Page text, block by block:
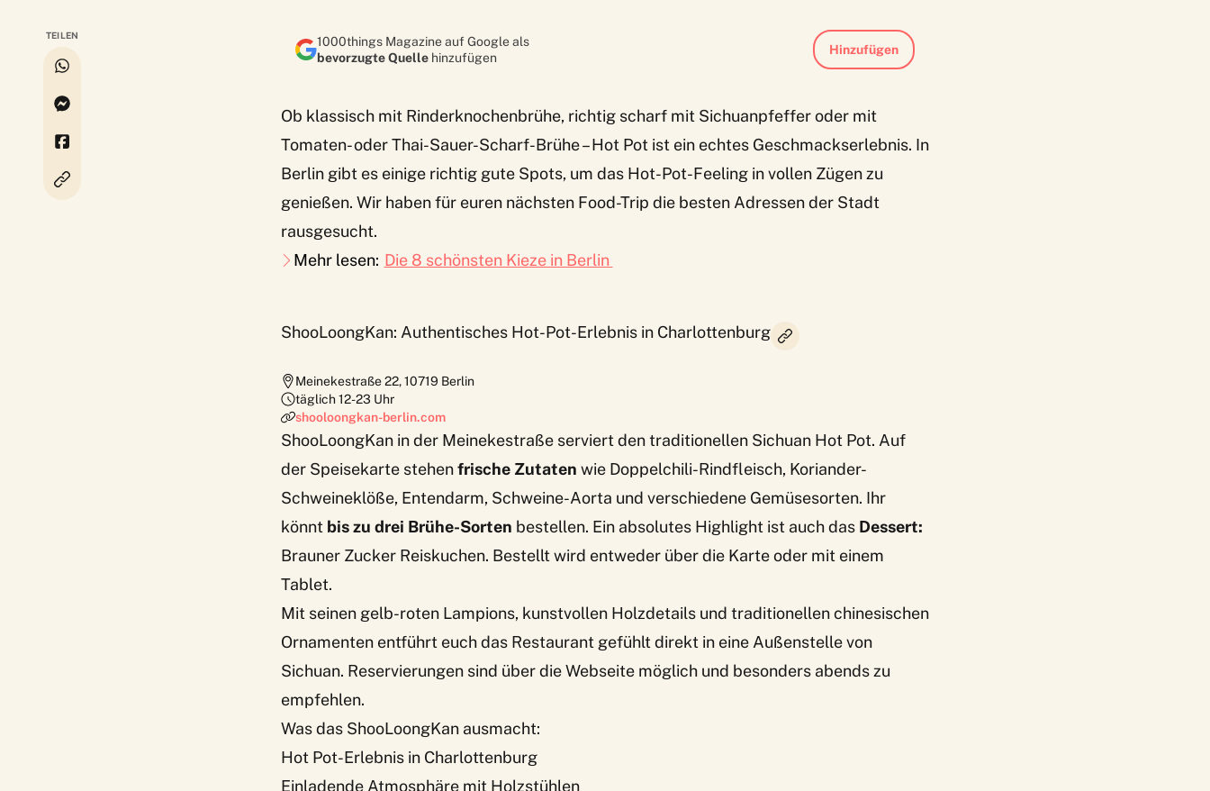
TEILEN
1000things Magazine auf Google als
bevorzugte Quelle hinzufügen
Hinzufügen
Ob klassisch mit Rinderknochenbrühe, richtig scharf mit Sichuanpfeffer oder mit
Tomaten- oder Thai-Sauer-Scharf-Brühe – Hot Pot ist ein echtes Geschmackserlebnis. In
Berlin gibt es einige richtig gute Spots, um das Hot-Pot-Feeling in vollen Zügen zu
genießen. Wir haben für euren nächsten Food-Trip die besten Adressen der Stadt
rausgesucht.
Mehr lesen: Die 8 schönsten Kieze in Berlin
ShooLoongKan: Authentisches Hot-Pot-Erlebnis in Charlottenburg
Meinekestraße 22,10719 Berlin
täglich 12-23 Uhr
shooloongkan-berlin.com
ShooLoongKan in der Meinekestraße serviert den traditionellen Sichuan Hot Pot. Auf
der Speisekarte stehenfrische Zutaten wie Doppelchili-Rindfleisch, Koriander-
Schweineklöße, Entendarm, Schweine-Aorta und verschiedene Gemüsesorten. Ihr
könnt bis zu drei Brühe-Sorten bestellen. Ein absolutes Highlight ist auch das Dessert:
Brauner Zucker Reiskuchen. Bestellt wird entweder über die Karte oder mit einem
Tablet.
Mit seinen gelb-roten Lampions, kunstvollen Holzdetails und traditionellen chinesischen
Ornamenten entführt euch das Restaurant gefühlt direkt in eine Außenstelle von
Sichuan. Reservierungen sind über die Webseite möglich und besonders abends zu
empfehlen.
Was das ShooLoongKan ausmacht:
Hot Pot-Erlebnis in Charlottenburg
Einladende Atmosphäre mit Holzstühlen